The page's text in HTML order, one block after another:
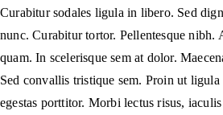
Curabitur sodales ligula in libero. Sed
nunc. Curabitur tortor. Pellentesque nibh.
quam. In scelerisque sem at dolor.
Sed convallis tristique sem. Proin ut ligula
egestas porttitor. Morbi lectus risus,